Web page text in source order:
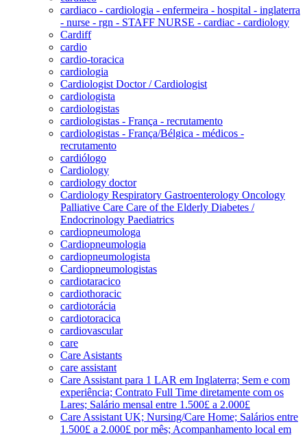
cardiaco - cardiologia - enfermeira - hospital - inglaterra
- nurse - rgn - STAFF NURSE - cardiac - cardiology
Cardiff
cardio
cardio-toracica
cardiologia
Cardiologist Doctor / Cardiologist
cardiologista
cardiologistas
cardiologistas - França - recrutamento
cardiologistas - França/Bélgica - médicos -
recrutamento
cardiólogo
Cardiology
cardiology doctor
Cardiology Respiratory Gastroenterology Oncology
Palliative Care Care of the Elderly Diabetes /
Endocrinology Paediatrics
cardiopneumologa
Cardiopneumologia
cardiopneumologista
Cardiopneumologistas
cardiotaracico
cardiothoracic
cardiotorácia
cardiotoracica
cardiovascular
care
Care Asistants
care assistant
Care Assistant para 1 LAR em Inglaterra; Sem e com
experiência; Contrato Full Time diretamente com os
Lares; Salário mensal entre 1.500£ a 2.000£
Care Assistant UK; Nursing/Care Home; Salários entre
1.500£ a 2.000£ por mês; Acompanhamento local em